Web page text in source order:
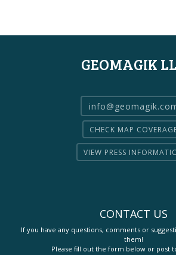
GEOMAGIK
CHECK MAP
VIEW PRESS
CONTACT US
If you have any questions, comments or
them!
Please fill out the form below or post